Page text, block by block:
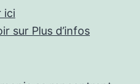
ici
sur Plus d’infos